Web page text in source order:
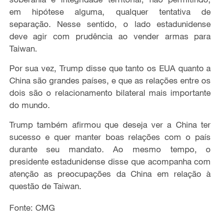
em hipótese alguma, qualquer tentativa de
separação. Nesse sentido, o lado estadunidense
deve agir com prudência ao vender armas para
Taiwan.
Por sua vez, Trump disse que tanto os EUA quanto a
China são grandes países, e que as relações entre os
dois são o relacionamento bilateral mais importante
do mundo.
Trump também afirmou que deseja ver a China ter
sucesso e quer manter boas relações com o país
durante seu mandato. Ao mesmo tempo, o
presidente estadunidense disse que acompanha com
atenção as preocupações da China em relação à
questão de Taiwan.
Fonte: CMG